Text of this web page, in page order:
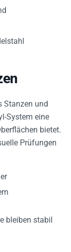
Stanzen und
System eine
bietet.
Prüfungen
bleiben stabil